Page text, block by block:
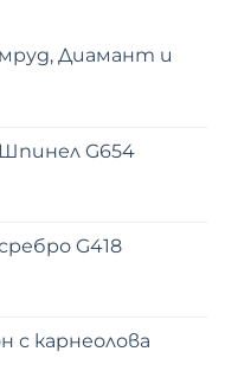
Диамант и
G654
G418
с карнеолова